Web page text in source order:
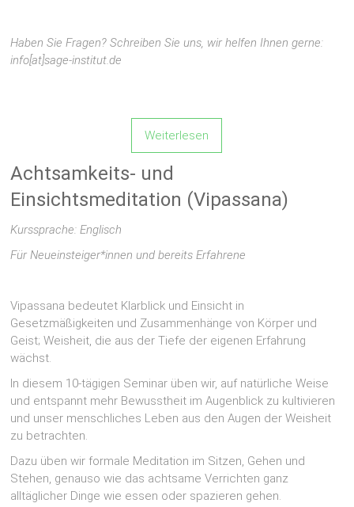
Haben Sie Fragen? Schreiben Sie uns, wir helfen Ihnen gerne:
info[at]sage-institut.de
Weiterlesen
Achtsamkeits- und
Einsichtsmeditation (Vipassana)
Kurssprache: Englisch
FürNeueinsteiger*innen und bereits Erfahrene
Vipassana bedeutet Klarblick und Einsicht in
Gesetzmäßigkeiten und Zusammenhänge von Körper und
Geist; Weisheit, die aus der Tiefe der eigenen Erfahrung
wächst.
In diesem 10-tägigen Seminar üben wir, auf natürliche Weise
und entspannt mehr Bewusstheit im Augenblick zu kultivieren
und unser menschliches Leben aus den Augen der Weisheit
zu betrachten.
Dazu üben wir formale Meditation im Sitzen, Gehen und
Stehen, genauso wie das achtsame Verrichten ganz
alltäglicher Dinge wie essen oder spazieren gehen.